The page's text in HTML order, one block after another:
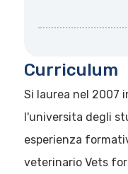
Curriculum
Si laurea nel 2007
l'universita degli
esperienza
veterinario Vets